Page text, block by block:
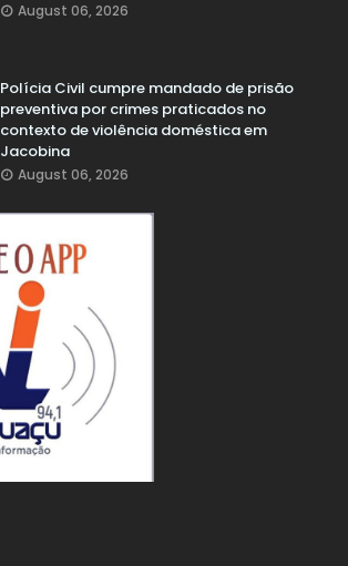
August 06, 2026
Polícia Civil cumpre mandado de prisão
preventiva por crimes praticados no
contexto de violência doméstica em
Jacobina
August 06, 2026